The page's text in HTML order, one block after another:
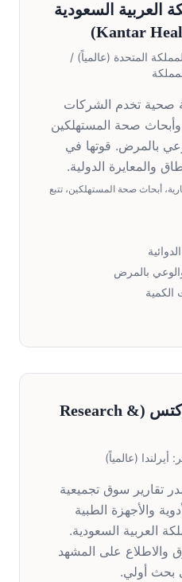
العربية السعودية
Kantar
)
المتحدة (عالمياً) /
صحية تخدم الشركات
وأبحاث صحة المستهلكين
بالمرض. قوتها في
والمعايرة الدولية.
أبحاث صحة المستهلكين، تتبع
بالمرض
الكمية
(
Research &
أيرلندا (عالمياً)
تقارير سوق تجميعية
والأجهزة الطبية
العربية السعودية.
والاطلاع على المشهد
بحث أولي.